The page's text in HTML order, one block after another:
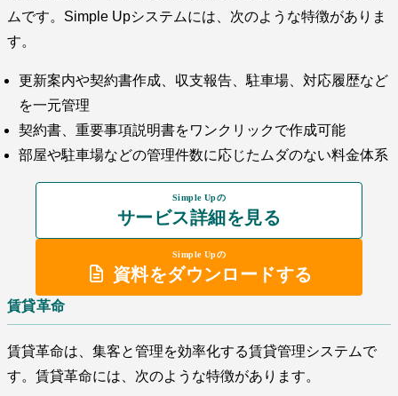
ムです。Simple Upシステムには、次のような特徴がありま
す。
更新案内や契約書作成、収支報告、駐車場、対応履歴など
を一元管理
契約書、重要事項説明書をワンクリックで作成可能
部屋や駐車場などの管理件数に応じたムダのない料金体系
Simple Upの
サービス詳細を見る
Simple Upの
資料をダウンロードする
賃貸革命
賃貸革命は、集客と管理を効率化する賃貸管理システムで
す。賃貸革命には、次のような特徴があります。